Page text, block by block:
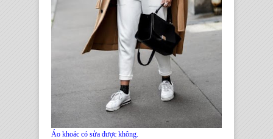
Áo khoác có sửa được không.